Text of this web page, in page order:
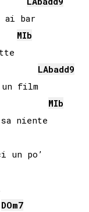
ai bar
MIb
LAbadd9
un film
MIb
niente
DOm7